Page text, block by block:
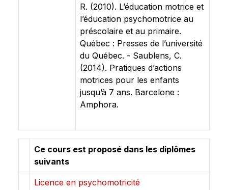
R. (2010). L’éducation motrice et
l’éducation psychomotrice au
préscolaire et au primaire.
Québec : Presses de l’université
du Québec. - Saublens, C.
(2014). Pratiques d’actions
motrices pour les enfants
jusqu’à 7 ans. Barcelone :
Amphora.
Ce cours est proposé dans les diplômes
suivants
Licence en psychomotricité